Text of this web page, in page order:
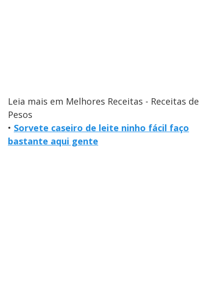
Leia mais em Melhores Receitas - Receitas de
Pesos
• Sorvete caseiro de leite ninho fácil faço
bastante aqui gente